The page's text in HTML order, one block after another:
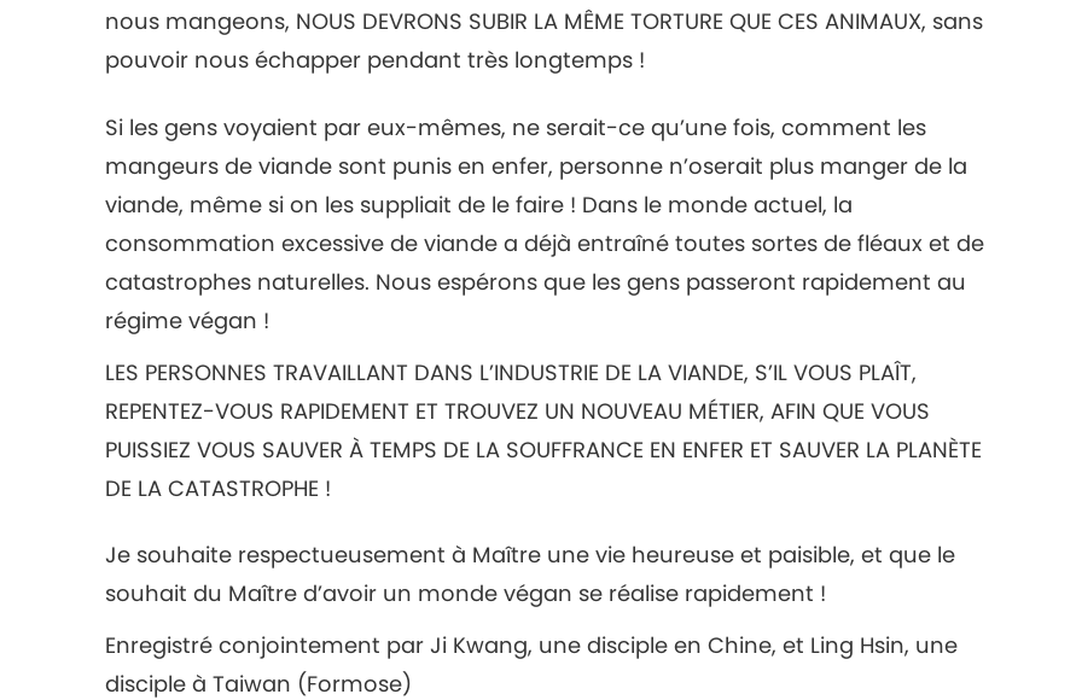
nous mangeons, NOUS DEVRONS SUBIR LA MÊME TORTURE QUE CES ANIMAUX, sans
pouvoir nous échapper pendant très longtemps !
Si les gens voyaient par eux-mêmes, ne serait-ce qu’une fois, comment les
mangeurs de viande sont punis en enfer, personne n’oserait plus manger de la
viande, même si on les suppliait de le faire ! Dans le monde actuel, la
consommation excessive de viande a déjà entraîné toutes sortes de fléaux et de
catastrophes naturelles. Nous espérons que les gens passeront rapidement au
régime végan !
LES PERSONNES TRAVAILLANT DANS L’INDUSTRIE DE LA VIANDE, S’IL VOUS PLAÎT,
REPENTEZ-VOUS RAPIDEMENT ET TROUVEZ UN NOUVEAU MÉTIER, AFIN QUE VOUS
PUISSIEZ VOUS SAUVER À TEMPS DE LA SOUFFRANCE EN ENFER ET SAUVER LA PLANÈTE
DE LA CATASTROPHE !
Je souhaite respectueusement à Maître une vie heureuse et paisible, et que le
souhait du Maître d’avoir un monde végan se réalise rapidement !
Enregistré conjointement par Ji Kwang, une disciple en Chine, et Ling Hsin, une
disciple à Taiwan (Formose)